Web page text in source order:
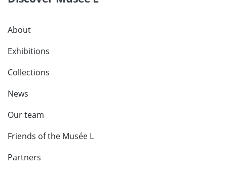
About
Exhibitions
Collections
News
Our team
Friends of the Musée L
Partners